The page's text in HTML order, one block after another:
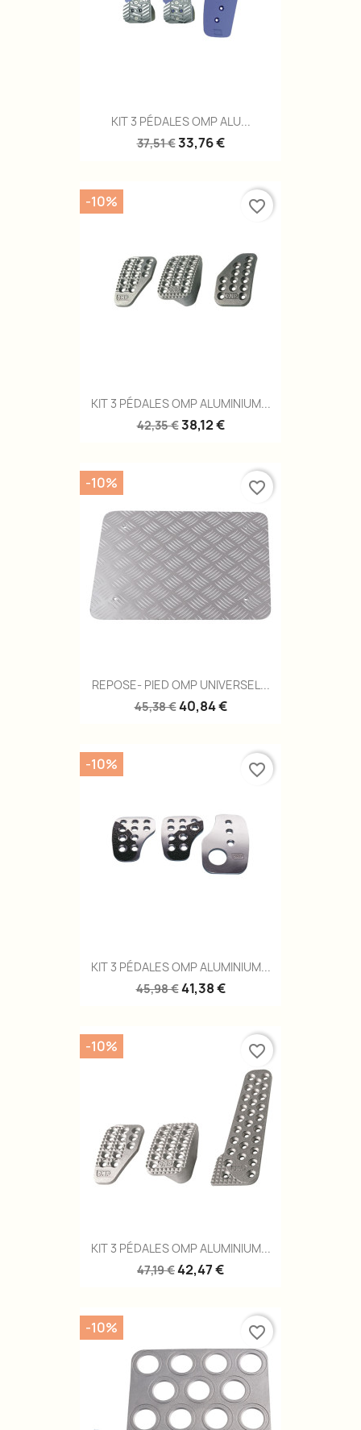
KIT 3 PÉDALES OMP ALU...
37,51 €33,76 €
KIT 3 PÉDALES OMP ALUMINIUM...
42,35 €38,12 €
-10% favorite_border
REPOSE- PIED OMP UNIVERSEL...
45,38 €40,84 €
-10% favorite_border
KIT 3 PÉDALES OMP ALUMINIUM...
45,98 €41,38 €
-10% favorite_border
KIT 3 PÉDALES OMP ALUMINIUM...
47,19 €42,47 €
-10% favorite_border
-10% favorite_border